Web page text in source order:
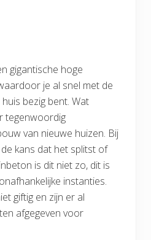
gigantische hoge
je al snel met de
bezig bent. Wat
tegenwoordig
van nieuwe huizen. Bij
kans dat het splitst of
is dit niet zo, dit is
instanties.
giftig en zijn er al
afgegeven voor